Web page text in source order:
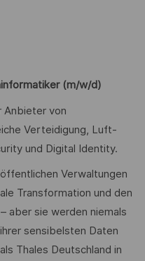
(m/w/d)
Anbieter von
Verteidigung, Luft-
und Digital Identity.
Verwaltungen
Transformation und den
aber sie werden niemals
sensibelsten Daten
Thales Deutschland in